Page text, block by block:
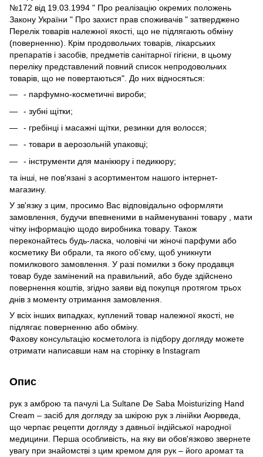
№172 від 19.03.1994 " Про реалізацію окремих положень
Закону України " Про захист прав споживачів " затверджено
Перелік товарів належної якості, що не підлягають обміну
(поверненню). Крім продовольчих товарів, лікарських
препаратів і засобів, предметів санітарної гігієни, в цьому
переліку представлений повний список непродовольчих
товарів, що не повертаються". До них відносяться:
- парфумно-косметичні вироби;
- зубні щітки;
- гребінці і масажні щітки, резинки для волосся;
- товари в аерозольній упаковці;
- інструменти для манікюру і педикюру;
та інші, не пов'язані з асортиментом нашого інтернет-
магазину.
У зв'язку з цим, просимо Вас відповідально оформляти
замовлення, будучи впевненими в найменуванні товару , мати
чітку інформацію щодо виробника товару. Також
переконайтесь будь-ласка, чоловічі чи жіночі парфуми або
косметику Ви обрали, та якого об’єму, щоб уникнути
помилкового замовлення. У разі помилки з боку продавця
товар буде замінений на правильний, або буде здійснено
повернення коштів, згідно заяви від покупця протягом трьох
днів з моменту отримання замовлення.
У всіх інших випадках, куплений товар належної якості, не
підлягає поверненню або обміну.
Фахову консультацію косметолога із підбору догляду можете
отримати написавши нам на сторінку в Instagram
Опис
рук з амброю та пачулі La Sultane De Saba Moisturizing Hand
Cream – засіб для догляду за шкірою рук з лінійки Аюрведа,
що черпає рецепти догляду з давньої індійської народної
медицини. Перша особливість, на яку ви обов'язково звернете
увагу при знайомстві з цим кремом для рук – його аромат та